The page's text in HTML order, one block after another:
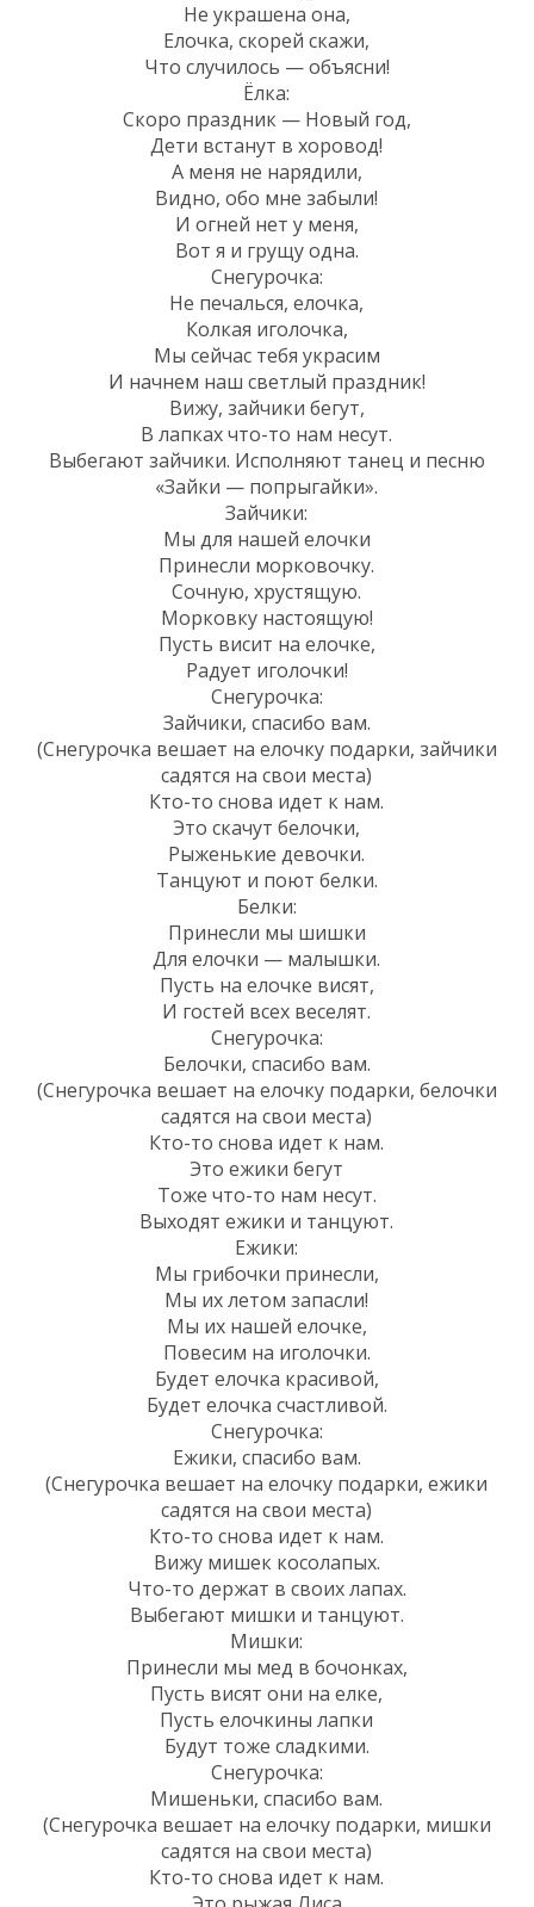
Не украшена она,
Елочка, скорей скажи,
Что случилось — объясни!
Ёлка:
Скоро праздник — Новый год,
Дети встанут в хоровод!
А меня не нарядили,
Видно, обо мне забыли!
И огней нет у меня,
Вот я и грущу одна.
Снегурочка:
Не печалься, елочка,
Колкая иголочка,
Мы сейчас тебя украсим
И начнем наш светлый праздник!
Вижу, зайчики бегут,
В лапках что-то нам несут.
Выбегают зайчики. Исполняют танец и песню
«Зайки — попрыгайки».
Зайчики:
Мы для нашей елочки
Принесли морковочку.
Сочную, хрустящую.
Морковку настоящую!
Пусть висит на елочке,
Радует иголочки!
Снегурочка:
Зайчики, спасибо вам.
(Снегурочка вешает на елочку подарки, зайчики
садятся на свои места)
Кто-то снова идет к нам.
Это скачут белочки,
Рыженькие девочки.
Танцуют и поют белки.
Белки:
Принесли мы шишки
Для елочки — малышки.
Пусть на елочке висят,
И гостей всех веселят.
Снегурочка:
Белочки, спасибо вам.
(Снегурочка вешает на елочку подарки, белочки
садятся на свои места)
Кто-то снова идет к нам.
Это ежики бегут
Тоже что-то нам несут.
Выходят ежики и танцуют.
Ежики:
Мы грибочки принесли,
Мы их летом запасли!
Мы их нашей елочке,
Повесим на иголочки.
Будет елочка красивой,
Будет елочка счастливой.
Снегурочка:
Ежики, спасибо вам.
(Снегурочка вешает на елочку подарки, ежики
садятся на свои места)
Кто-то снова идет к нам.
Вижу мишек косолапых.
Что-то держат в своих лапах.
Выбегают мишки и танцуют.
Мишки:
Принесли мы мед в бочонках,
Пусть висят они на елке,
Пусть елочкины лапки
Будут тоже сладкими.
Снегурочка:
Мишеньки, спасибо вам.
(Снегурочка вешает на елочку подарки, мишки
садятся на свои места)
Кто-то снова идет к нам.